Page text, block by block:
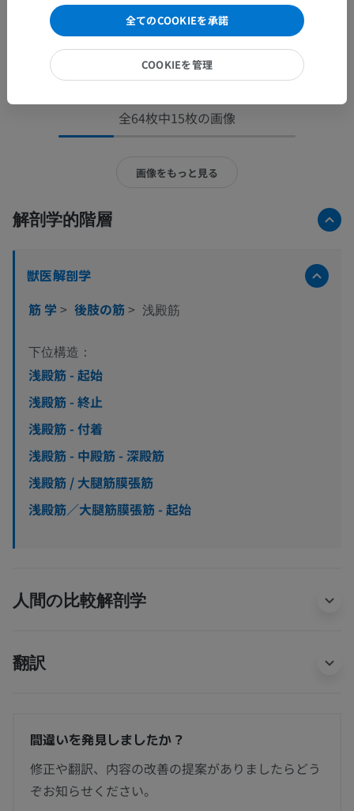
全64枚中15枚の画像
画像をもっと見る
解剖学的階層
獣医解剖学
筋 学 > 後肢の筋> 浅殿筋
下位構造：
浅殿筋 - 起始
浅殿筋 - 終止
浅殿筋 - 付着
浅殿筋 - 中殿筋 - 深殿筋
浅殿筋 / 大腿筋膜張筋
浅殿筋／大腿筋膜張筋 - 起始
人間の比較解剖学
翻訳
間違いを発見しましたか？
修正や翻訳、内容の改善の提案がありましたらどう
ぞお知らせください。
全てのCOOKIEを承諾
COOKIEを管理